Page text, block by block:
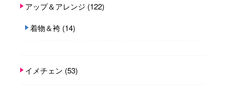
アップ＆アレンジ (122)
着物＆袴 (14)
イメチェン (53)